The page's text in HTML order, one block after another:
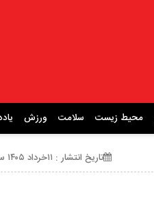
محیط زیست سلامت ورزش
تاریخ انتشار : ۱۱خرداد ۱۴۰۵ ساعت 10:50